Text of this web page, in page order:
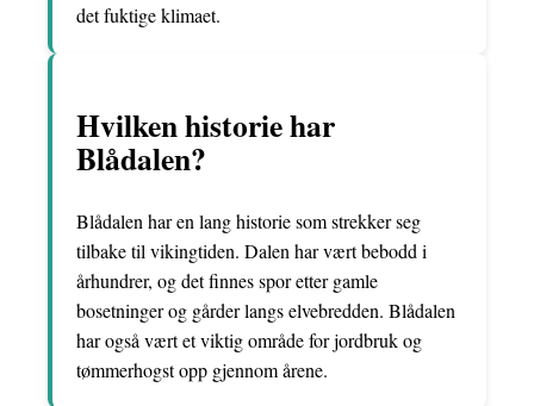
det fuktige klimaet.
Hvilken historie har
Blådalen?
Blådalen har en lang historie som strekker seg
tilbake til vikingtiden. Dalen har vært bebodd i
århundrer, og det finnes spor etter gamle
bosetninger og gårder langs elvebredden. Blådalen
har også vært et viktig område for jordbruk og
tømmerhogst opp gjennom årene.